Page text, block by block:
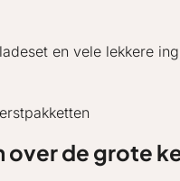
en vele lekkere
over de grote